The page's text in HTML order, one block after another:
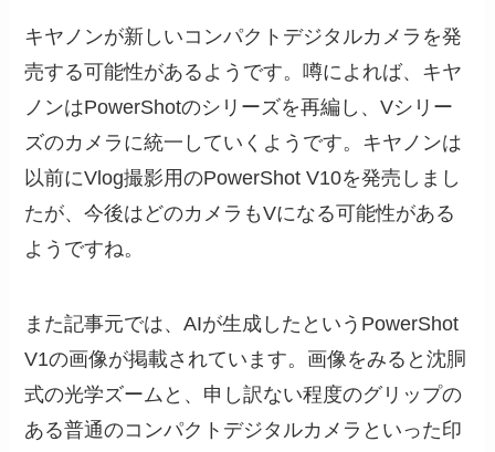
キヤノンが新しいコンパクトデジタルカメラを発
売する可能性があるようです。噂によれば、キヤ
ノンはPowerShotのシリーズを再編し、Vシリー
ズのカメラに統一していくようです。キヤノンは
以前にVlog撮影用のPowerShot V10を発売しまし
たが、今後はどのカメラもVになる可能性がある
ようですね。
また記事元では、AIが生成したというPowerShot
V1の画像が掲載されています。画像をみると沈胴
式の光学ズームと、申し訳ない程度のグリップの
ある普通のコンパクトデジタルカメラといった印